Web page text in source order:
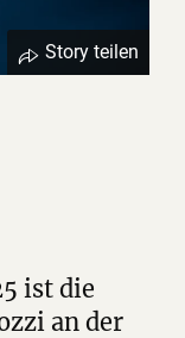
Story teilen
ist die
an der